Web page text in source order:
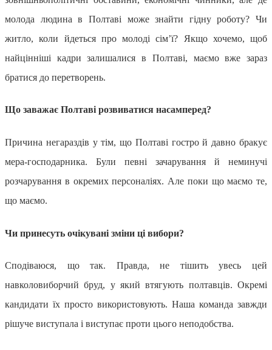
молода людина в Полтаві може знайти гідну роботу? Чи
житло, коли йдеться про молоді сім’ї? Якщо хочемо, щоб
найцінніші кадри залишалися в Полтаві, маємо вже зараз
братися до перетворень.
Що заважає Полтаві розвиватися насамперед?
Причина негараздів у тім, що Полтаві гостро й давно бракує
мера-господарника. Були певні зачарування й неминучі
розчарування в окремих персоналіях. Але поки що маємо те,
що маємо.
Чи принесуть очікувані зміни ці вибори?
Сподіваюся, що так. Правда, не тішить увесь цей
навколовиборчий бруд, у який втягують полтавців. Окремі
кандидати їх просто використовують. Наша команда завжди
рішуче виступала і виступає проти цього неподобства.